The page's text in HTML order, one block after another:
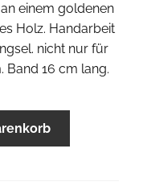
einem goldenen
Holz. Handarbeit
nicht nur für
Band 16 cm lang.